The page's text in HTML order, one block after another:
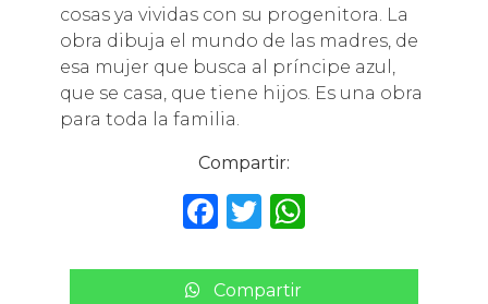
cosas ya vividas con su progenitora. La
obra dibuja el mundo de las madres, de
esa mujer que busca al príncipe azul,
que se casa, que tiene hijos. Es una obra
para toda la familia.
Compartir:
F
c
T
it
W
a
Compartir